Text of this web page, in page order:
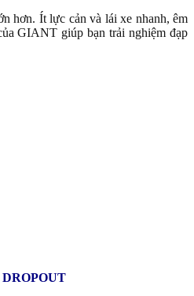
hơn. Ít lực cản và lái xe nhanh, êm
GIANT giúp bạn trải nghiệm đạp